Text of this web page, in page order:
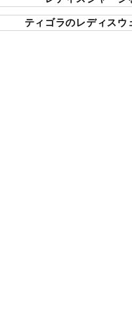
ティゴラのレディスウ